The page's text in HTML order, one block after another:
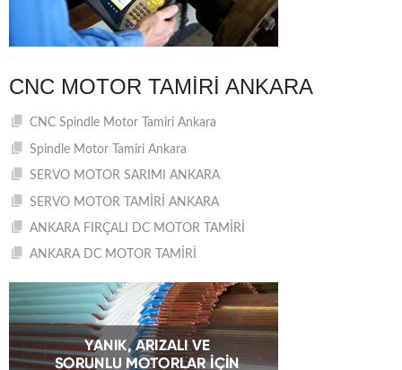
CNC MOTOR TAMIRI ANKARA
CNC Spindle Motor Tamiri Ankara
Spindle Motor Tamiri Ankara
SERVO MOTOR SARIMI ANKARA
SERVO MOTOR TAMİRİ ANKARA
ANKARA FIRÇALI DC MOTOR TAMİRİ
ANKARA DC MOTOR TAMİRİ